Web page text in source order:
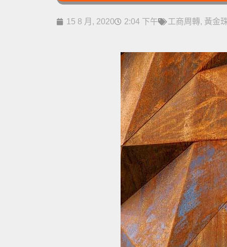
15 8 月, 2020 2:04 下午 工商周轉, 黃金